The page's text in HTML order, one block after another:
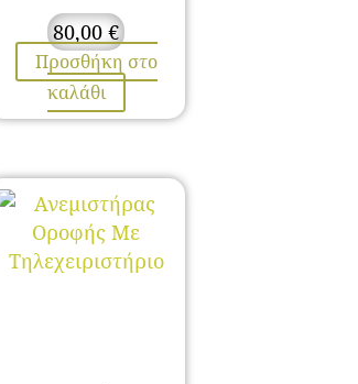
80,00 €
Προσθήκη στο
καλάθι